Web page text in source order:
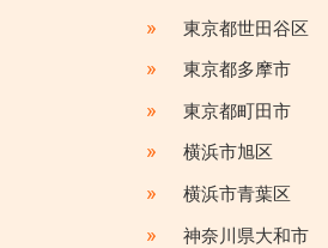
» 東京都世田谷区
» 東京都多摩市
» 東京都町田市
» 横浜市旭区
» 横浜市青葉区
» 神奈川県大和市